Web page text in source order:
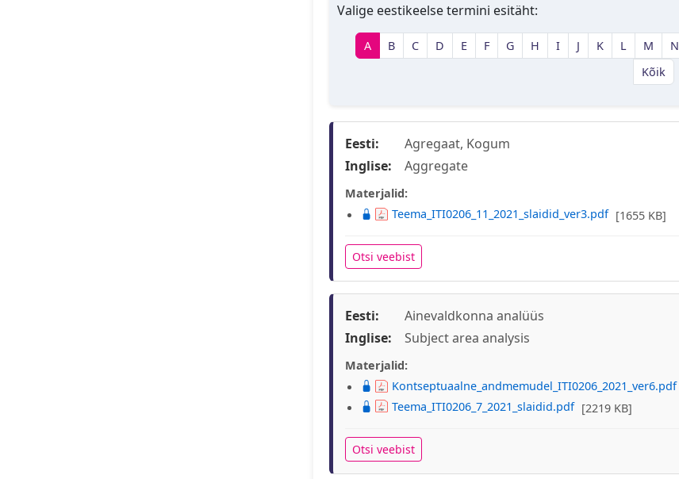
Valige eestikeelse termini esitäht:
A B C D E F G H I J K L M N
Kõik
Eesti:
Agregaat, Kogum
Inglise:
Aggregate
Materjalid:
Teema_ITI0206_11_2021_slaidid_ver3.pdf [1655 KB]
Otsi veebist
Eesti:
Ainevaldkonna analüüs
Inglise:
Subject area analysis
Materjalid:
Kontseptuaalne_andmemudel_ITI0206_2021_ver6.pdf
Teema_ITI0206_7_2021_slaidid.pdf [2219 KB]
Otsi veebist